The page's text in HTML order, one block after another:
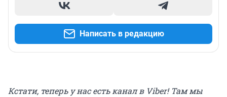
Написать в редакцию
Кстати, теперь у нас есть канал в Viber! Там мы